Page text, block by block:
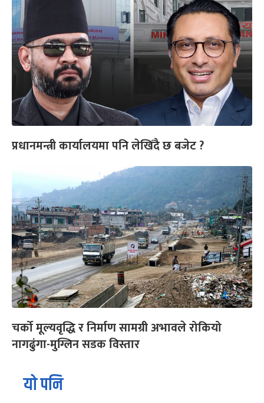
प्रधानमन्त्री कार्यालयमा पनि लेखिँदै छ बजेट ?
चर्को मूल्यवृद्धि र निर्माण सामग्री अभावले रोकियो
नागढुंगा-मुग्लिन सडक विस्तार
यो पनि